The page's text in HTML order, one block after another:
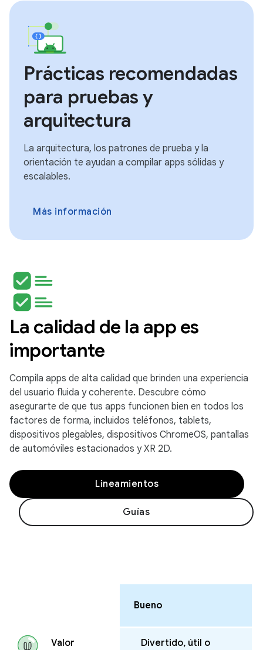
Prácticas recomendadas
para pruebas y
arquitectura
La arquitectura, los patrones de prueba y la
orientación te ayudan a compilar apps sólidas y
escalables.
Más información
La calidad de la app es
importante
Compila apps de alta calidad que brinden una experiencia
del usuario fluida y coherente. Descubre cómo
asegurarte de que tus apps funcionen bien en todos los
factores de forma, incluidos teléfonos, tablets,
dispositivos plegables, dispositivos ChromeOS, pantallas
de automóviles estacionados y XR 2D.
Lineamientos
Guías
Bueno
Valor
Divertido, útil o